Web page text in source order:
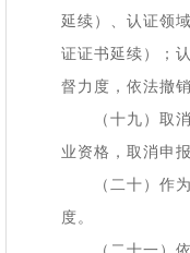
延续）、认证领
证证书延续）；
督力度，依法撤
（十九）取消
业资格，取消申
（二十）作为
度。